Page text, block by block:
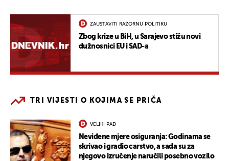
ZAUSTAVITI RAZORNU POLITIKU
Zbog krize u BiH, u Sarajevo stižu novi
dužnosnici EU i SAD-a
TRI VIJESTI O KOJIMA SE PRIČA
VELIKI PAD
Neviđene mjere osiguranja: Godinama se
skrivao i gradio carstvo, a sada su za
njegovo izručenje naručili posebno vozilo